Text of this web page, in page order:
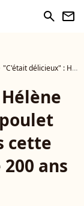
search newsletter
"C'était délicieux" : Hélène Darroze s'offre un poulet frites à Paris, dans cette institution vieille de 200 ans !
cette
ans